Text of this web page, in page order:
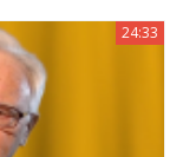
24:33